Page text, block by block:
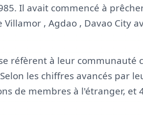
Il avait commencé à
Villamor , Agdao , Davao City
réfèrent à leur communauté
les chiffres avancés par
de membres à l'étranger, et